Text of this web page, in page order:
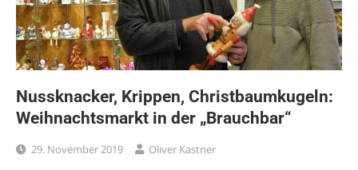
Nussknacker, Krippen, Christbaumkugeln:
Weihnachtsmarkt in der „Brauchbar“
29. November 2019 Oliver Kastner